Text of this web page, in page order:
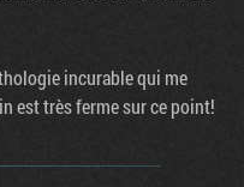
incurable qui me
est très ferme sur ce point!